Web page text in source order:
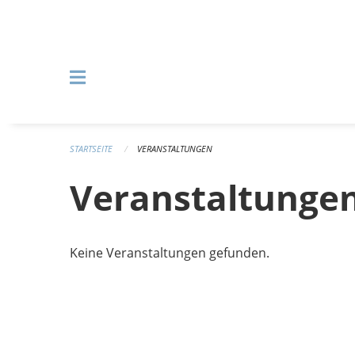
STARTSEITE VERANSTALTUNGEN
Keine Veranstaltungen gefunden.